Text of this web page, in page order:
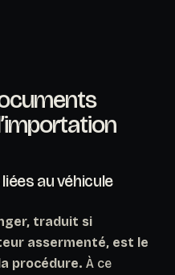
au véhicule
traduit si
assermenté, est le
procédure. À ce